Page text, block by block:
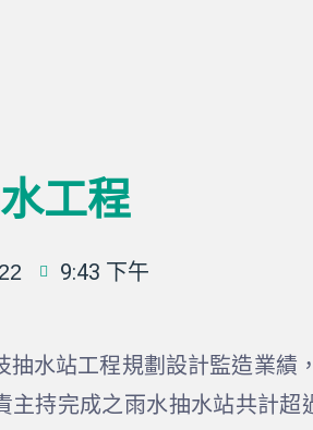
工程
9:43 下午
抽水站工程規劃設計監造業績
主持完成之雨水抽水站共計